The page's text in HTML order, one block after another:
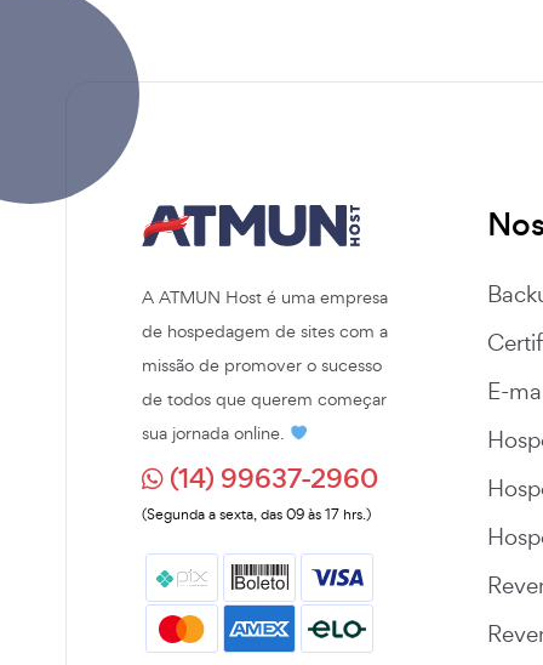
A ATMUN Host é uma empresa
de hospedagem de sites com a
missão de promover o sucesso
de todos que querem começar
sua jornada online.
(14) 99637-2960
(Segunda a sexta, das 09 às 17 hrs.)
E-